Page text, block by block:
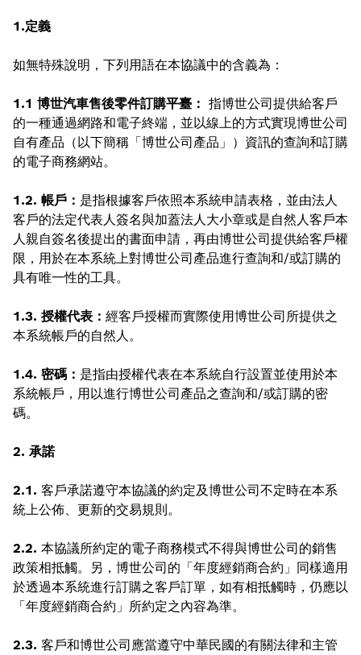
1.定義
如無特殊說明，下列用語在本協議中的含義為：
1.1 博世汽車售後零件訂購平臺： 指博世公司提供給客戶
的一種通過網路和電子終端，並以線上的方式實現博世公司
自有產品（以下簡稱「博世公司產品」）資訊的查詢和訂購
的電子商務網站。
1.2. 帳戶： 是指根據客戶依照本系統申請表格，並由法人
客戶的法定代表人簽名與加蓋法人大小章或是自然人客戶本
人親自簽名後提出的書面申請，再由博世公司提供給客戶權
限，用於在本系統上對博世公司產品進行查詢和/或訂購的
具有唯一性的工具。
1.3. 授權代表： 經客戶授權而實際使用博世公司所提供之
本系統帳戶的自然人。
1.4. 密碼： 是指由授權代表在本系統自行設置並使用於本
系統帳戶，用以進行博世公司產品之查詢和/或訂購的密
碼。
2. 承諾
2.1. 客戶承諾遵守本協議的約定及博世公司不定時在本系
統上公佈、更新的交易規則。
2.2. 本協議所約定的電子商務模式不得與博世公司的銷售
政策相抵觸。另，博世公司的「年度經銷商合約」同樣適用
於透過本系統進行訂購之客戶訂單，如有相抵觸時，仍應以
「年度經銷商合約」所約定之內容為準。
2.3. 客戶和博世公司應當遵守中華民國的有關法律和主管